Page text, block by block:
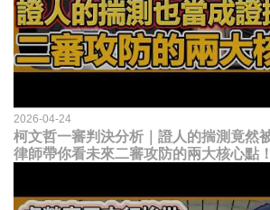
2026-04-24
柯文哲一審判決分析｜證人的揣測竟然
律師帶你看未來二審攻防的兩大核心點！